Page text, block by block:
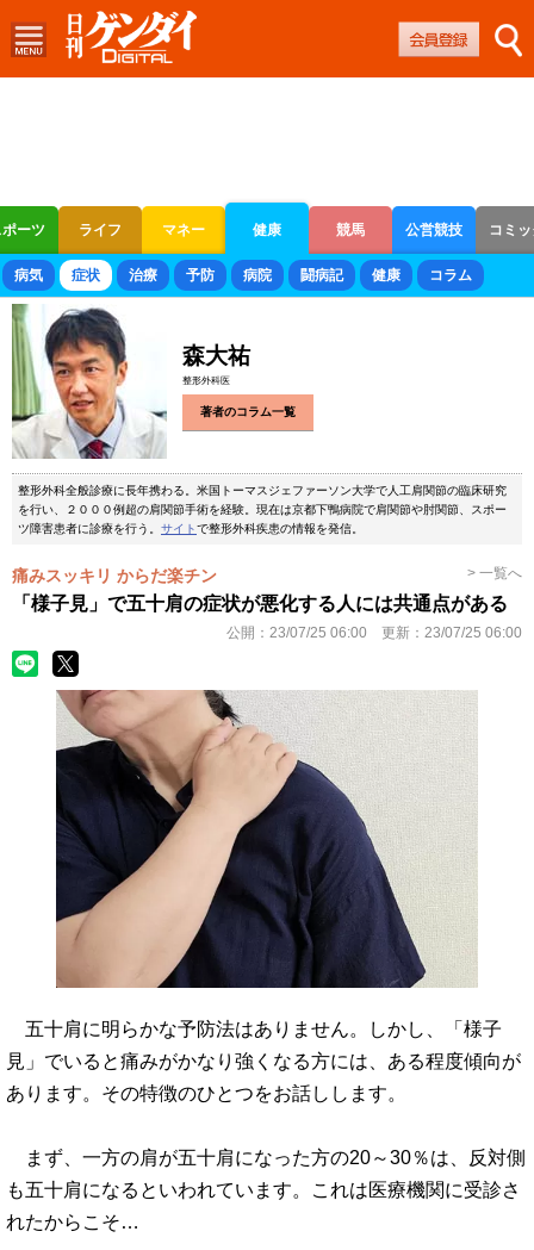
ーツ ライフ マネー 健康 競馬 公営競技 コミ
ボートレース 競輪 オートレース
病気 症状 治療 予防 病院 闘病記 健康 コラム
森大祐
整形外科医
著者のコラム一覧
整形外科全般診療に長年携わる。米国トーマスジェファーソン大学で人工肩関節の臨床研究
を行い、２０００例超の肩関節手術を経験。現在は京都下鴨病院で肩関節や肘関節、スポー
ツ障害患者に診療を行う。 サイトで整形外科疾患の情報を発信。
痛みスッキリ からだ楽チン > 一覧へ
「様子見」で五十肩の症状が悪化する人には共通点がある
公開： 23/07/25 06:00 更新： 23/07/25 06:00
五十肩に明らかな予防法はありません。しかし、「様子
見」でいると痛みがかなり強くなる方には、ある程度傾向が
あります。その特徴のひとつをお話しします。
まず、一方の肩が五十肩になった方の20～30％は、反対側
も五十肩になるといわれています。これは医療機関に受診さ
れたからこそ…